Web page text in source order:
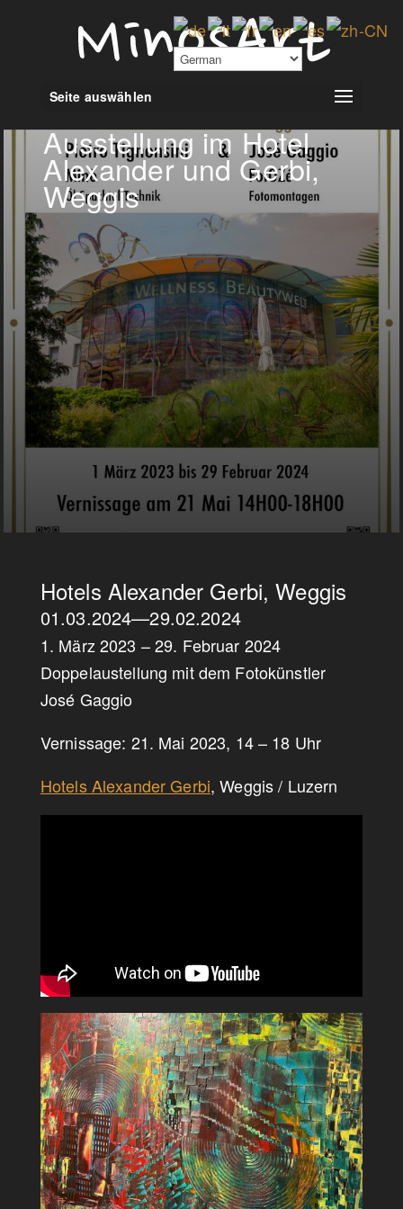
Seite auswählen
Ausstellung im Hotel
Alexander und Gerbi,
Weggis
Hotels Alexander Gerbi, Weggis
01.03.2024—29.02.2024
1. März 2023 – 29. Februar 2024
Doppelaustellung mit dem Fotokünstler
José Gaggio
Vernissage: 21. Mai 2023, 14 – 18 Uhr
Hotels Alexander Gerbi, Weggis / Luzern